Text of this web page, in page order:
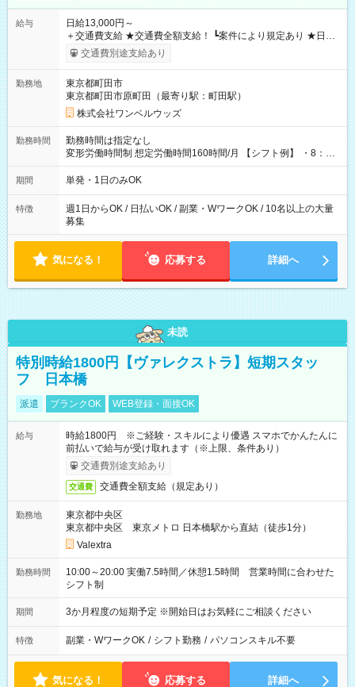
給与
日給13,000円～
＋交通費支給 ★交通費全額支給！ ┗案件により規定あり ★日払
いOK！（規定あり） ┗働いたその日に現金GET♪ お仕事後はコ
ンビニATMから 日払い分を引き落とせます！ 【試用期間】試
交通費別途支給あり
勤務地
東京都町田市
東京都町田市原町田（最寄り駅：町田駅）
株式会社ワンベルウッズ
勤務時間
勤務時間は指定なし
変形労働時間制 想定労働時間160時間/月 【シフト例】 ・8：00
～21：00
期間 単発・1日のみOK
特徴
週1日からOK / 日払いOK / 副業・WワークOK / 10名以上の大量
募集
気になる！ 応募する 詳細へ
未読
特別時給1800円【ヴァレクストラ】短期スタッ
フ 日本橋
派遣 ブランクOK WEB登録・面接OK
給与
時給1800円 ※ご経験・スキルにより優遇 スマホでかんたんに
前払いで給与が受け取れます（※上限、条件あり）
交通費別途支給あり
交通費 交通費全額支給（規定あり）
勤務地
東京都中央区
東京都中央区 東京メトロ 日本橋駅から直結（徒歩1分）
Valextra
勤務時間
10:00～20:00 実働7.5時間／休憩1.5時間 営業時間に合わせた
シフト制
期間 3か月程度の短期予定 ※開始日はお気軽にご相談ください
特徴 副業・WワークOK / シフト勤務 / パソコンスキル不要
気になる！ 応募する 詳細へ